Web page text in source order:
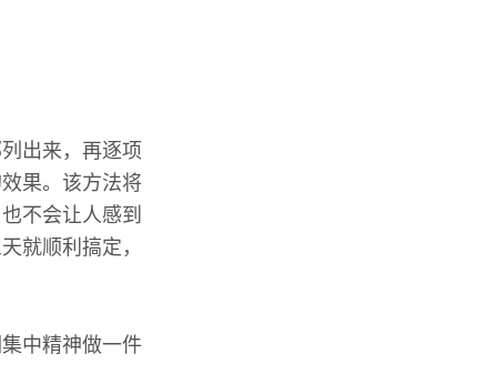
出来，再逐项
果。该方法将
不会让人感到
就顺利搞定，
中精神做一件